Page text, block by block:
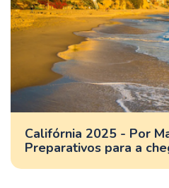
Califórnia 2025 - Por
Preparativos para a